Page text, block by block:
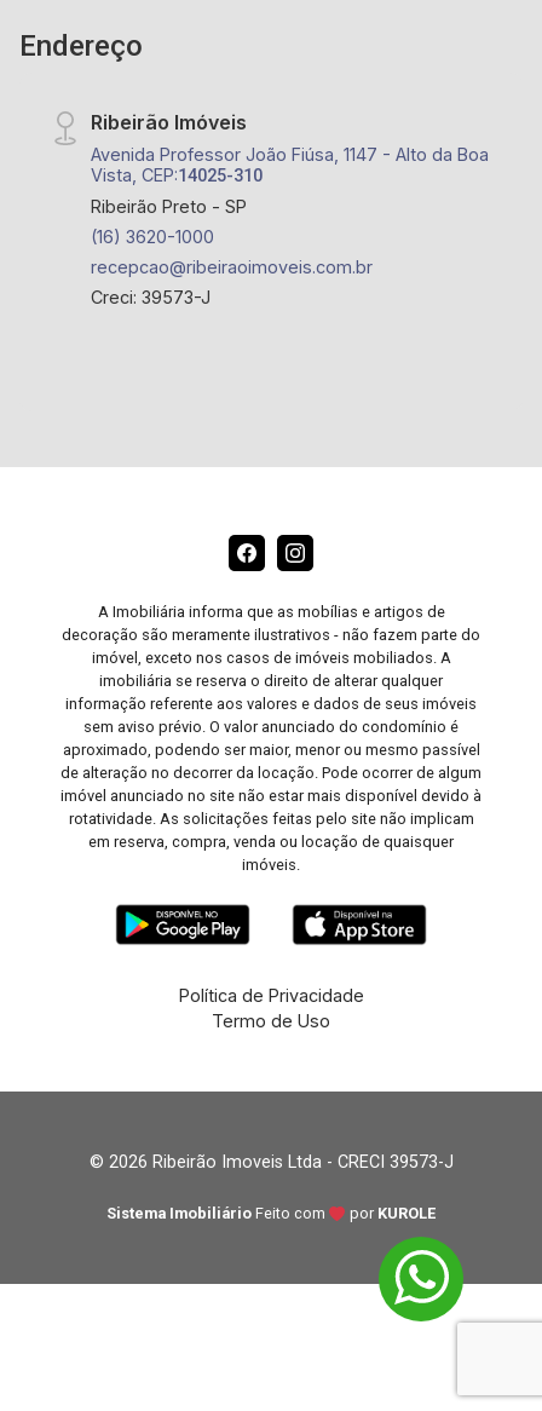
Endereço
Ribeirão Imóveis
Avenida Professor João Fiúsa, 1147 - Alto da Boa
Vista, CEP:14025-310
Ribeirão Preto - SP
(16) 3620-1000
recepcao@ribeiraoimoveis.com.br
Creci: 39573-J
A Imobiliária informa que as mobílias e artigos de
decoração são meramente ilustrativos - não fazem parte do
imóvel, exceto nos casos de imóveis mobiliados. A
imobiliária se reserva o direito de alterar qualquer
informação referente aos valores e dados de seus imóveis
sem aviso prévio. O valor anunciado do condomínio é
aproximado, podendo ser maior, menor ou mesmo passível
de alteração no decorrer da locação. Pode ocorrer de algum
imóvel anunciado no site não estar mais disponível devido à
rotatividade. As solicitações feitas pelo site não implicam
em reserva, compra, venda ou locação de quaisquer
imóveis.
Política de Privacidade
Termo de Uso
© 2026 Ribeirão Imoveis Ltda - CRECI 39573-J
Sistema Imobiliário Feito com por KUROLE